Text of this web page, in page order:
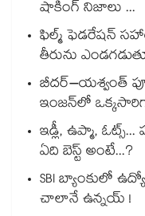
షాకింగ్ నిజాలు ...
ఫిల్మ్ ఫెడరేషన్
తీరును
బీదర్–యశ్వంత్
ఇంజన్‎లో
ఇడ్లీ, ఉప్మా,
ఏది బెస్ట్ అంటే...?
SBI బ్యాంకులో
చాలానే ఉన్నయ్ !